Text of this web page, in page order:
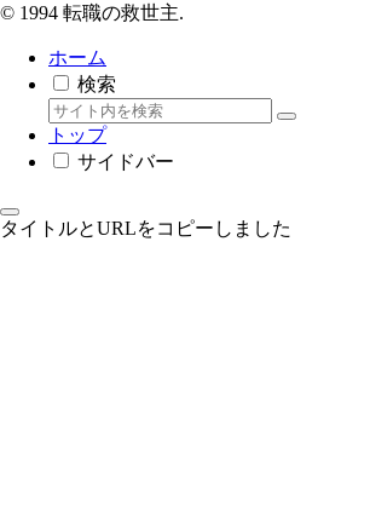
© 1994 転職の救世主.
ホーム
検索
トップ
サイドバー
タイトルとURLをコピーしました